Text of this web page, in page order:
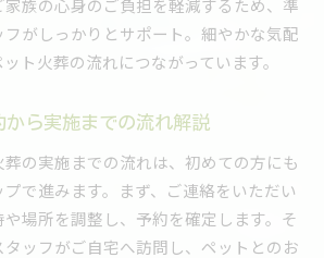
家族の心身のご負担を軽減するため、準
がしっかりとサポート。細やかな気配
ト火葬の流れにつながっています。
から実施までの流れ解説
の実施までの流れは、初めての方にも
で進みます。まず、ご連絡をいただい
場所を調整し、予約を確定します。そ
ッフがご自宅へ訪問し、ペットとのお